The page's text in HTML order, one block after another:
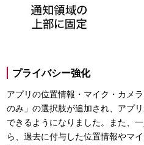
プライバシー強化
アプリの位置情報・マイク・カメ
のみ」の選択肢が追加され、アプ
できるようになりました。また、
ら、過去に付与した位置情報やマ